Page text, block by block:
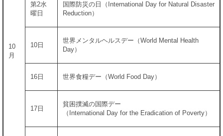
10
月
第2水
曜日
国際防災の日（International Day for Natural Disaster
Reduction）
10日
世界メンタルヘルスデー（World Mental Health
Day）
16日 世界食糧デー（World Food Day）
17日
貧困撲滅の国際デー
（International Day for the Eradication of Poverty）